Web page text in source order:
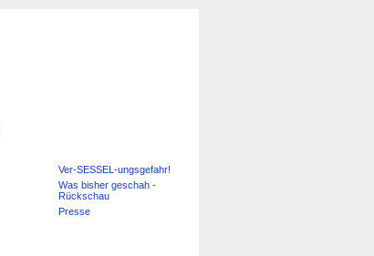
Navigation
überspringen
Ver-SESSEL-ungsgefahr!
Was bisher geschah -
Rückschau
Presse